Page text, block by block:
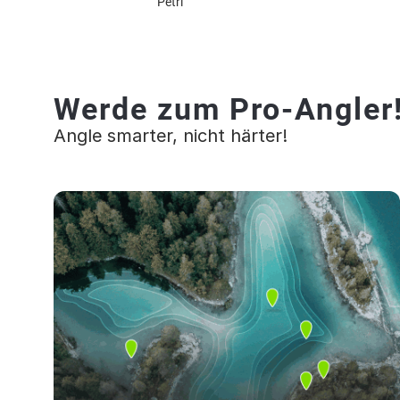
Werde zum Pro-
Angle smarter, nicht härter!